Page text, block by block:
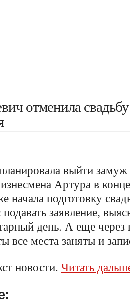
отменила свадьбу
выйти замуж
Артура в
начала подготовку
заявление,
день. А еще через
все места заняты и
новости. Читать